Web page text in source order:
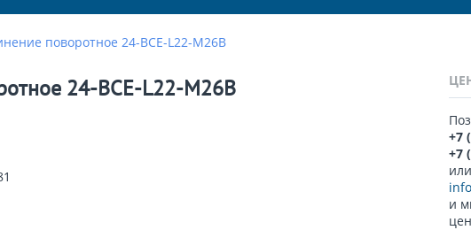
поворотное 24-BCE-L22-M26B
24-BCE-L22-M26B
+7
+7
и